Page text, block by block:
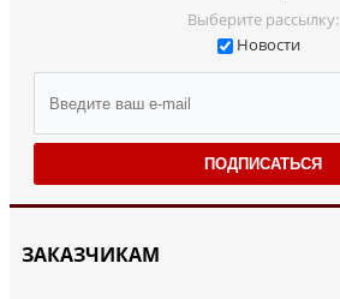
Выберите рассылку:
Новости
ПОДПИСАТЬСЯ
ЗАКАЗЧИКАМ